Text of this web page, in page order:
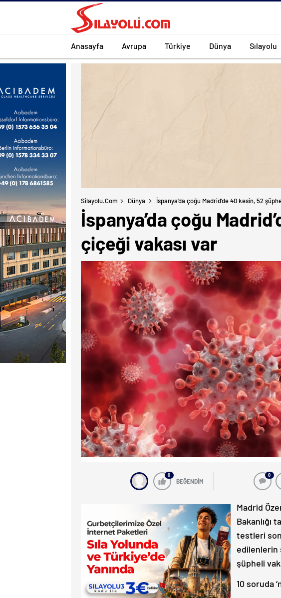
Anasayfa Avrupa Türkiye Dünya Sılayolu
Silayolu.com Dünya İspanya’da çoğu Madrid’de 40 kesin, 52
İspanya’da çoğu
çiçeği vakası var
0
BEĞENDİM
0
Madrid
Bakanlığı
testleri
edilenlerin
şüpheli
10 soruda